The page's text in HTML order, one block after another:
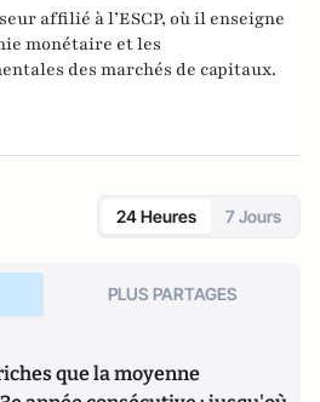
affilié à l’ESCP, où il enseigne
monétaire et les
des marchés de capitaux.
24 Heures 7 Jours
PLUS PARTAGES
que la moyenne